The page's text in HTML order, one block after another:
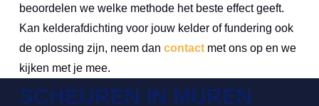
beoordelen we welke methode het beste effect geeft.
Kan kelderafdichting voor jouw kelder of fundering ook
de oplossing zijn, neem dan contactmet ons op en we
kijken met je mee.
SCHEUREN IN MUREN